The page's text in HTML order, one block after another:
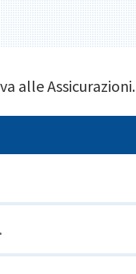
alle Assicurazioni.